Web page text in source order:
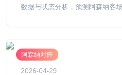
数据与状态分析，预测阿森纳客场
阿森纳对阵
2026-04-29